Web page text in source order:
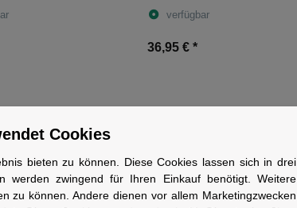
verfügbar
36,95 € *
Cookies
bieten zu können. Diese Cookies lassen sich in drei
werden zwingend für Ihren Einkauf benötigt. Weitere
zu können. Andere dienen vor allem Marketingzwecken